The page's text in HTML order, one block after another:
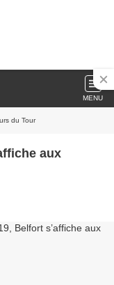
MENU
du Tour
aux